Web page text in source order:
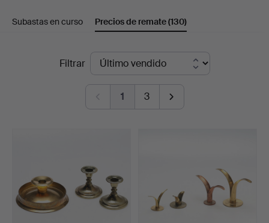
Jönköping
Subastas en curso Precios de remate(130)
Filtrar
1 3